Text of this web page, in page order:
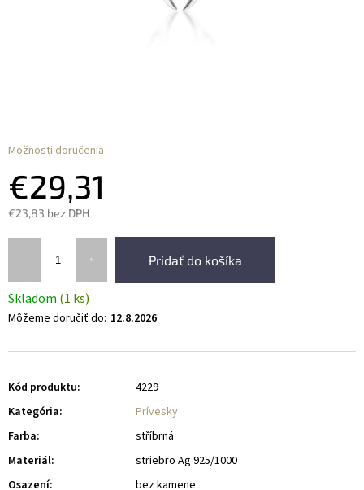
€29,31
€23,83 bez DPH
Pridať do košíka
Skladom (1 ks)
Môžeme doručiť do: 12.8.2026
Možnosti doručenia
Kód produktu:
4229
Kategória:
Prívesky
Farba:
stříbrná
Materiál:
striebro Ag 925/1000
Osazení:
bez kamene